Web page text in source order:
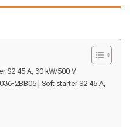
S2 45 A, 30 kW/500 V
2BB05 | Soft starter S2 45 A,